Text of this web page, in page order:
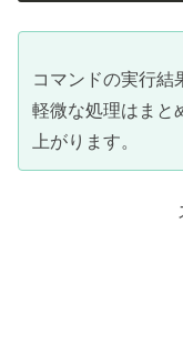
コマンドの実行結
軽微な処理はまと
上がります。